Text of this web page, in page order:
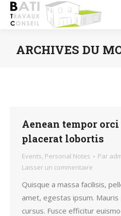
ARCHIVES DU
Aenean tempor orci
placerat lobortis
Events, Personal Notes Par
Laisser un commentaire
Quisque a massa facilisis,
amet, egestas ipsum. Mauris
cursus. Fusce efficitur